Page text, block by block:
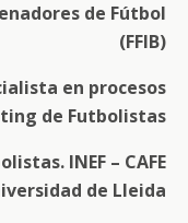
de Fútbol
(FFIB)
en procesos
de Futbolistas
INEF – CAFE
de Lleida